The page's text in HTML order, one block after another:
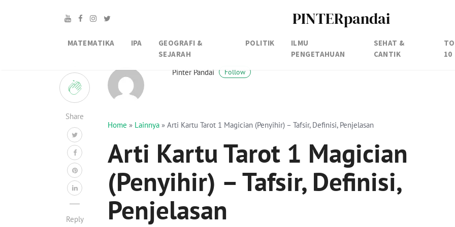
PINTERpandai
MATEMATIKA IPA
GEOGRAFI &
SEJARAH
POLITIK
ILMU
PENGETAHUAN
SEHAT &
CANTIK
10
Share
Reply
Pinter Pandai Follow
Home » Lainnya » Arti Kartu Tarot 1 Magician (Penyihir) – Tafsir, Definisi, Penjelasan
Arti Kartu Tarot 1 Magician
(Penyihir) – Tafsir, Definisi,
Penjelasan